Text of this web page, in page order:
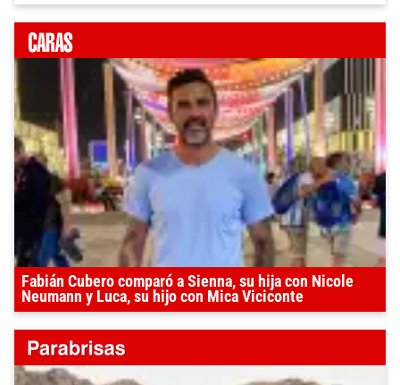
Fabián Cubero comparó a Sienna, su hija con Nicole
Neumann y Luca, su hijo con Mica Viciconte